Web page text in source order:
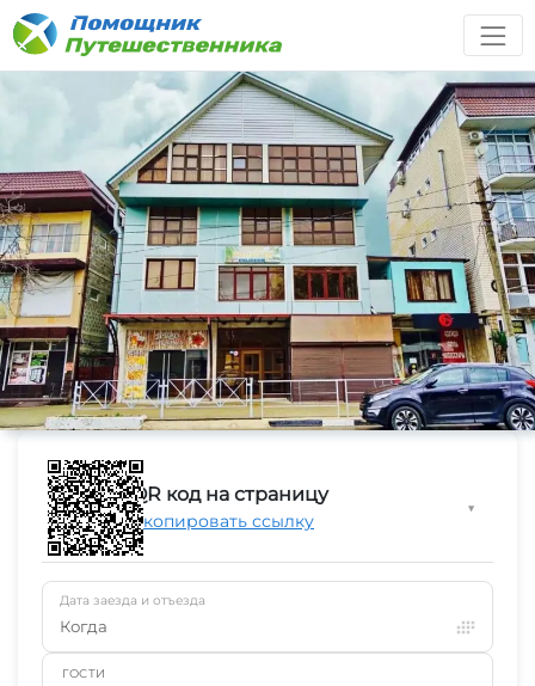
QR код на страницу
Скопировать ссылку
▼
Дата заезда и отъезда
Когда
ГОСТИ